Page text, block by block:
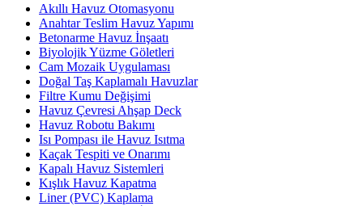
Akıllı Havuz Otomasyonu
Anahtar Teslim Havuz Yapımı
Betonarme Havuz İnşaatı
Biyolojik Yüzme Göletleri
Cam Mozaik Uygulaması
Doğal Taş Kaplamalı Havuzlar
Filtre Kumu Değişimi
Havuz Çevresi Ahşap Deck
Havuz Robotu Bakımı
Isı Pompası ile Havuz Isıtma
Kaçak Tespiti ve Onarımı
Kapalı Havuz Sistemleri
Kışlık Havuz Kapatma
Liner (PVC) Kaplama